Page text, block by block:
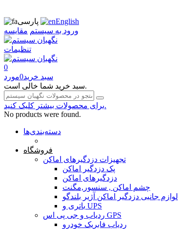
پارسی
English
ورود به سیستم مقایسه
تنظیمات
0
سبد خرید0مورد
سبد خرید شما خالی است.
برای محصولات بیشتر کلیک کنید.
No products were found.
دسته‌بندی‌ها
فروشگاه
تجهیزات دزدگیرهای اماکن
پک دزدگیر اماکن
دزدگیرهای اماکن
چشم اماکن , سنسور,مگنت
لوازم جانبی دزدگیر اماکن آژیر بلندگو
باتری و UPS
ردیاب و جی پی اس GPS
ردیاب فابریک خودرو